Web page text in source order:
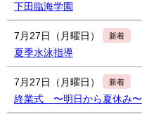
下田臨海学園
7月27日（月曜日） 新着
夏季水泳指導
7月27日（月曜日） 新着
終業式 〜明日から夏休み〜